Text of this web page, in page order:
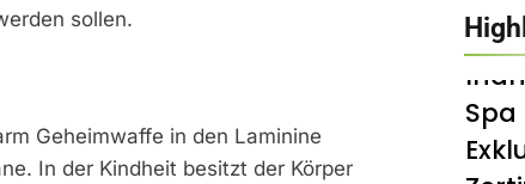
sollen.
Geheimwaffe in den Laminine
In der Kindheit besitzt der Körper
FITNESS